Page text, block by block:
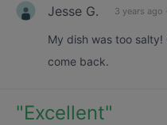
Jesse G. 3 years ago ·
My dish was too
come back.
"Excellent"